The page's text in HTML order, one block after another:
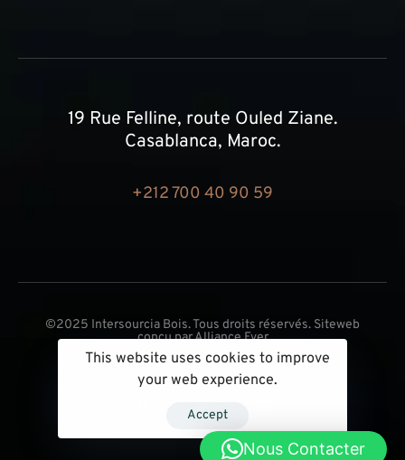
19 Rue Felline, route Ouled Ziane.
Casablanca, Maroc.
+212 700 40 90 59
©2025 Intersourcia Bois. Tous droits réservés. Siteweb
conçu parAlliance Ever
Nous Contacter
This website uses cookies to improve
your web experience.
Accept